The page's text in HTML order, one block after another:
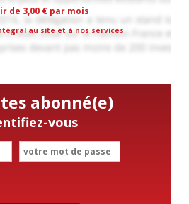
de 3,00 € par mois
au site et à nos services
abonné(e)
vous